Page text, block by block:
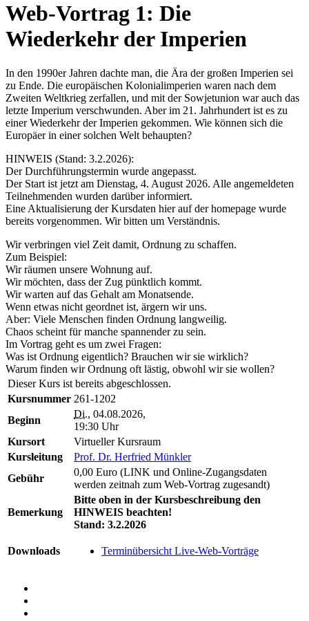
Web-Vortrag 1: Die
Wiederkehr der Imperien
In den 1990er Jahren dachte man, die Ära der großen Imperien sei
zu Ende. Die europäischen Kolonialimperien waren nach dem
Zweiten Weltkrieg zerfallen, und mit der Sowjetunion war auch das
letzte Imperium verschwunden. Aber im 21. Jahrhundert ist es zu
einer Wiederkehr der Imperien gekommen. Wie können sich die
Europäer in einer solchen Welt behaupten?
HINWEIS (Stand: 3.2.2026):
Der Durchführungstermin wurde angepasst.
Der Start ist jetzt am Dienstag, 4. August 2026. Alle angemeldeten
Teilnehmenden wurden darüber informiert.
Eine Aktualisierung der Kursdaten hier auf der homepage wurde
bereits vorgenommen. Wir bitten um Verständnis.
Wir verbringen viel Zeit damit, Ordnung zu schaffen.
Zum Beispiel:
Wir räumen unsere Wohnung auf.
Wir möchten, dass der Zug pünktlich kommt.
Wir warten auf das Gehalt am Monatsende.
Wenn etwas nicht geordnet ist, ärgern wir uns.
Aber: Viele Menschen finden Ordnung langweilig.
Chaos scheint für manche spannender zu sein.
Im Vortrag geht es um zwei Fragen:
Was ist Ordnung eigentlich? Brauchen wir sie wirklich?
Warum finden wir Ordnung oft lästig, obwohl wir sie wollen?
Dieser Kurs ist bereits abgeschlossen.
Kursnummer 261-1202
Beginn
Di., 04.08.2026,
19:30 Uhr
Kursort
Virtueller Kursraum
Kursleitung
Prof. Dr. Herfried Münkler
Gebühr
0,00 Euro (LINK und Online-Zugangsdaten
werden zeitnah zum Web-Vortrag zugesandt)
Bemerkung
Bitte oben in der Kursbeschreibung den
HINWEIS beachten!
Stand: 3.2.2026
Downloads Terminübersicht Live-Web-Vorträge